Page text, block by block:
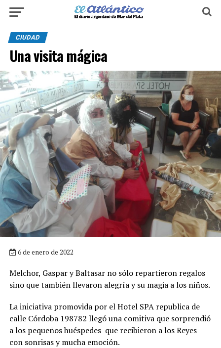
CIUDAD
Una visita mágica
6 de enero de 2022
Melchor, Gaspar y Baltasar no sólo repartieron regalos
sino que también llevaron alegría y su magia a los niños.
La iniciativa promovida por el Hotel SPA republica de
calle Córdoba 198782 llegó una comitiva que sorprendió
a los pequeños huéspedes que recibieron a los Reyes
con sonrisas y mucha emoción.